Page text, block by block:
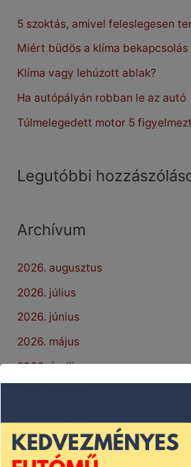
h
f
o
r
5 szoktás, amivel feleslegesen
Miért büdös a klíma bekapcsolás
Klíma vagy lehúzott ablak?
Ha autópályán robban le az autó
Túlmelegedett motor 5
Legutóbbi
Archívum
2026. augusztus
2026. július
2026. június
2026. május
2026. április
2026. január